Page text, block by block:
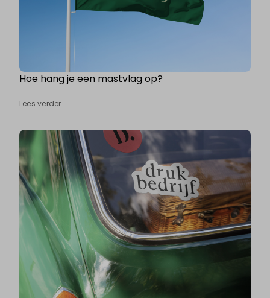
Hoe hang je een mastvlag op?
Lees verder